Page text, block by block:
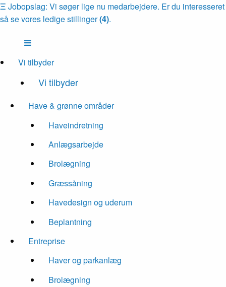
Ξ Jobopslag: Vi søger lige nu medarbejdere. Er du interesseret
så se vores ledige stillinger(4).
Vi tilbyder
Vi tilbyder
Have & grønne områder
Haveindretning
Anlægsarbejde
Brolægning
Græssåning
Havedesign og uderum
Beplantning
Entreprise
Haver og parkanlæg
Brolægning